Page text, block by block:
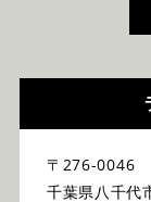
〒276-0046
千葉県八千代